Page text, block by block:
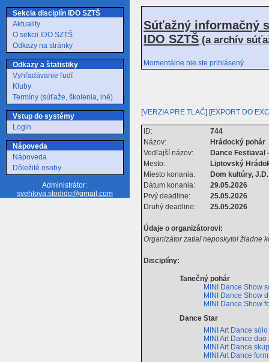
Sekcia disciplín IDO SZTŠ
Aktuality
O sekcii IDO SZTŠ
Odkazy na stránky
Odkazy a štatistiky
Vyhľadávanie ľudí
Kluby
Termíny (súťaže, školenia, iné)
Vstup do systémy
Login
Nápoveda
Nápoveda
Dôležité osoby
Administrátor:
svehlova.stodido@gmail.com
Súťažný informačný
IDO SZTŠ (a archív
Momentálne nie ste prihlásený
[VERZIA PRE TLAČ] [EXPORT DO
ID:
744
Názov:
Hrádocký pohár
Vedľajší názov:
Dance Festiaval
Mesto:
Liptovský
Miesto konania:
Dom kultúry,
Dátum konania:
29.05.2026
Prvý deadline:
25.05.2026
Druhý deadline:
25.05.2026
Údaje o organizátorovi:
Organizátor zatiaľ neposkytol žiadne
Disciplíny:
Tanečný pohár
MINI Dance Show
MINI Dance Show
MINI Dance Show
Dance Star
MINI Art Dance
MINI Art Dance duo
MINI Art Dance
MINI Art Dance